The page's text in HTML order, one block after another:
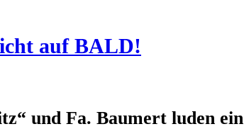
auf BALD!
und Fa. Baumert luden ein